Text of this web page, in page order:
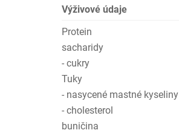
Výživové údaje
Protein
sacharidy
- cukry
Tuky
- nasycené mastné kyseliny
- cholesterol
buničina